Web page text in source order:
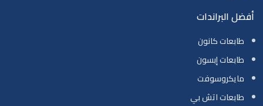
أفضل البراندات
طابعات كانون
طابعات إبسون
مايكروسوفت
طابعات اتش بي